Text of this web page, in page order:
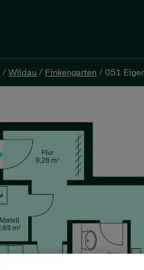
/ Wildau / Finkengarten / 051
/ Wildau / Finkengarten / 051